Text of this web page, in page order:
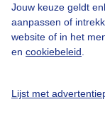
Jouw keuze geldt
aanpassen of
website of in het
en cookiebeleid
Lijst met
Privacy
Gratis weerdata
Buienradar